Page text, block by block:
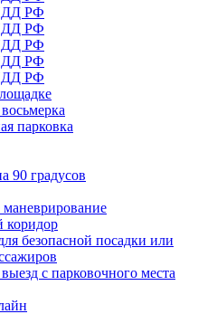
РФ
РФ
РФ
РФ
РФ
парковка
90 градусов
маневрирование
коридор
безопасной посадки или
с парковочного места